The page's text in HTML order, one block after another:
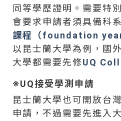
同等學歷證明。需要特
會要求申請者須具備科
課程（foundation year
以昆士蘭大學為例，國
大學都需要先修UQ
※UQ接受學測申請
昆士蘭大學也可開放台
申請，不過需要先進入